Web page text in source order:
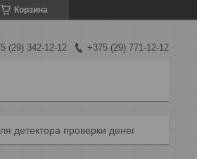
Корзина
(29) 342-12-12 +375 (29) 771-12-12
детектора проверки денег